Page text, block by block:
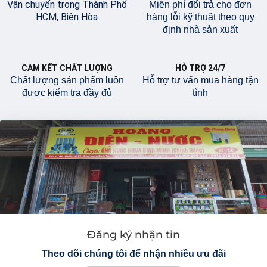
Vận chuyển trong Thành Phố
HCM, Biên Hòa
Miễn phí đổi trả cho đơn
hàng lỗi kỹ thuật theo quy
định nhà sản xuất
CAM KẾT CHẤT LƯỢNG
Chất lượng sản phẩm luôn
được kiểm tra đầy đủ
HỖ TRỢ 24/7
Hỗ trợ tư vấn mua hàng tận
tình
Đăng ký nhận tin
Theo dõi chúng tôi để nhận nhiều ưu đãi